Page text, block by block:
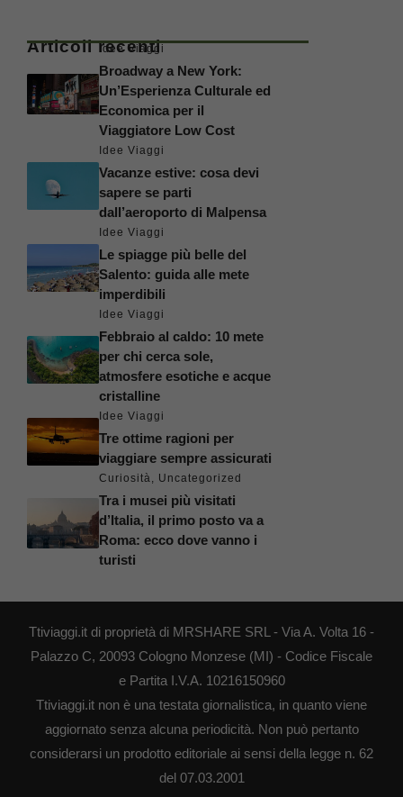
Articoli recenti
Idee Viaggi
Broadway a New York:
Un’Esperienza Culturale ed
Economica per il
Viaggiatore Low Cost
Idee Viaggi
Vacanze estive: cosa devi
sapere se parti
dall’aeroporto di Malpensa
Idee Viaggi
Le spiagge più belle del
Salento: guida alle mete
imperdibili
Idee Viaggi
Febbraio al caldo: 10 mete
per chi cerca sole,
atmosfere esotiche e acque
cristalline
Idee Viaggi
Tre ottime ragioni per
viaggiare sempre assicurati
Curiosità Uncategorized
Tra i musei più visitati
d’Italia, il primo posto va a
Roma: ecco dove vanno i
turisti
Ttiviaggi.it di proprietà di MRSHARE SRL - Via A. Volta 16 -
Palazzo C, 20093 Cologno Monzese (MI) - Codice Fiscale
e Partita I.V.A. 10216150960
Ttiviaggi.it non è una testata giornalistica, in quanto viene
aggiornato senza alcuna periodicità. Non può pertanto
considerarsi un prodotto editoriale ai sensi della legge n. 62
del 07.03.2001